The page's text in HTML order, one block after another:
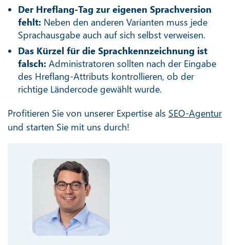
Der Hreflang-Tag zur eigenen Sprachversion
fehlt: Neben den anderen Varianten muss jede
Sprachausgabe auch auf sich selbst verweisen.
Das Kürzel für die Sprachkennzeichnung ist
falsch: Administratoren sollten nach der Eingabe
des Hreflang-Attributs kontrollieren, ob der
richtige Ländercode gewählt wurde.
Profitieren Sie von unserer Expertise als SEO-Agentur
und starten Sie mit uns durch!